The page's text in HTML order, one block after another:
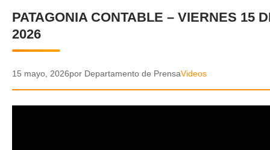
DEPORTES
POLICIAL
✕
PATAGONIA CONTABLE – VIERNES 15
2026
15 mayo, 2026por Departamento de PrensaVideos